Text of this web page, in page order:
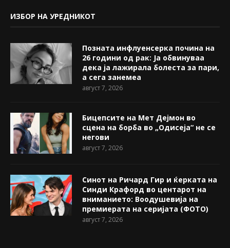
ИЗБОР НА УРЕДНИКОТ
Позната инфлуенсерка почина на
26 години од рак: Ја обвинуваа
дека ја лажирала болеста за пари,
а сега занемеа
август 7, 2026
Бицепсите на Мет Дејмон во
сцена на борба во „Одисеја“ не се
негови
август 7, 2026
Синот на Ричард Гир и ќерката на
Синди Крафорд во центарот на
вниманието: Воодушевија на
премиерата на серијата (ФОТО)
август 7, 2026